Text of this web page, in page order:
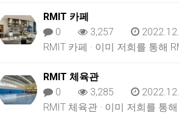
RMIT 카페
0
3,257
RMIT 카페 · 이미 저희를 통해
RMIT 체육관
0
3,285
RMIT 체육관 · 이미 저희를 통